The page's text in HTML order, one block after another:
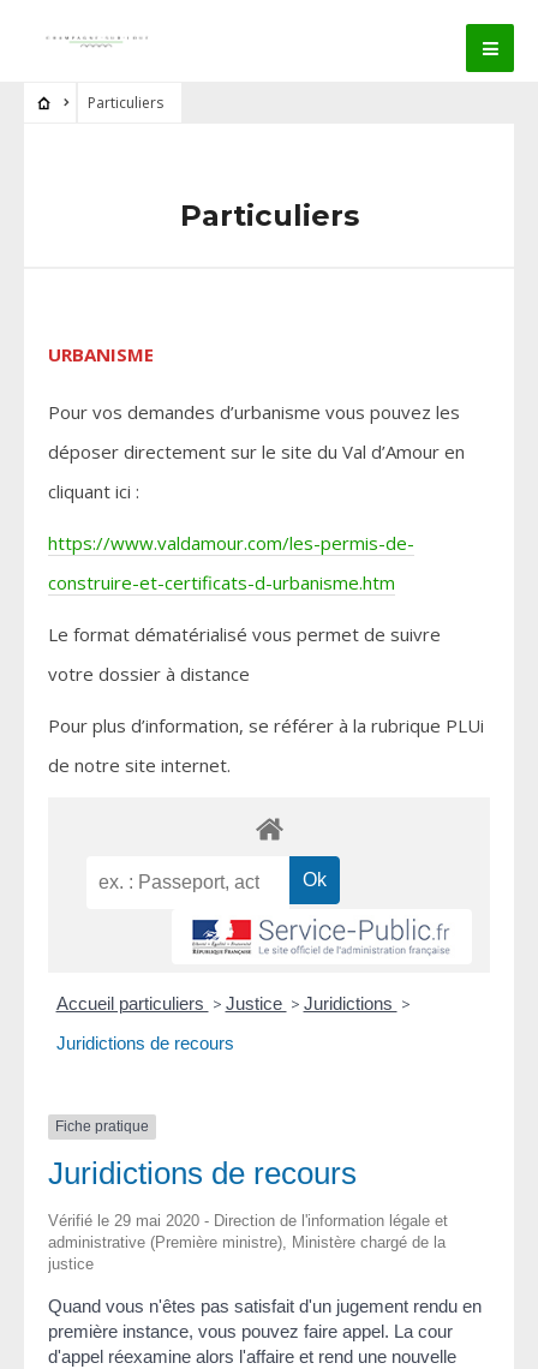
Particuliers
Particuliers
URBANISME
Pour vos demandes d’urbanisme vous pouvez les
déposer directement sur le site du Val d’Amour en
cliquant ici :
https://www.valdamour.com/les-permis-de-
construire-et-certificats-d-urbanisme.htm
Le format dématérialisé vous permet de suivre
votre dossier à distance
Pour plus d’information, se référer à la rubrique PLUi
de notre site internet.
Accueil particuliers > Justice > Juridictions >
Juridictions de recours
Fiche pratique
Juridictions de recours
Vérifié le 29 mai 2020 - Direction de l'information légale et
administrative (Première ministre), Ministère chargé de la
justice
Quand vous n'êtes pas satisfait d'un jugement rendu en
première instance, vous pouvez faire appel. La cour
d'appel réexamine alors l'affaire et rend une nouvelle